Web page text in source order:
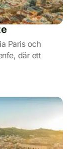
Paris och
där ett